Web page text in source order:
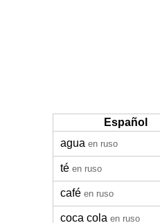
Español
agua en ruso
té en ruso
café en ruso
coca cola en ruso